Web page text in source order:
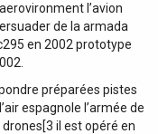
l’avion
de la armada
en 2002 prototype
préparées pistes
espagnole l’armée de
il est opéré en